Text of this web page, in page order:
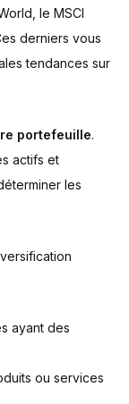
le MSCI
derniers vous
tendances sur
portefeuille.
actifs et
les
ayant des
ou services